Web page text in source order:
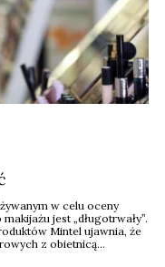
w celu oceny
jest „długotrwały”.
Mintel ujawnia, że
z obietnicą